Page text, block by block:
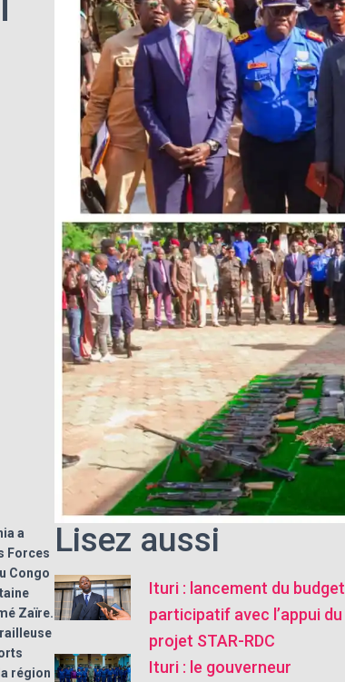
a
Forces
Congo
Zaïre.
région
Lisez aussi
Ituri : lancement du budget
participatif avec l’appui du
projet STAR-RDC
Ituri : le gouverneur